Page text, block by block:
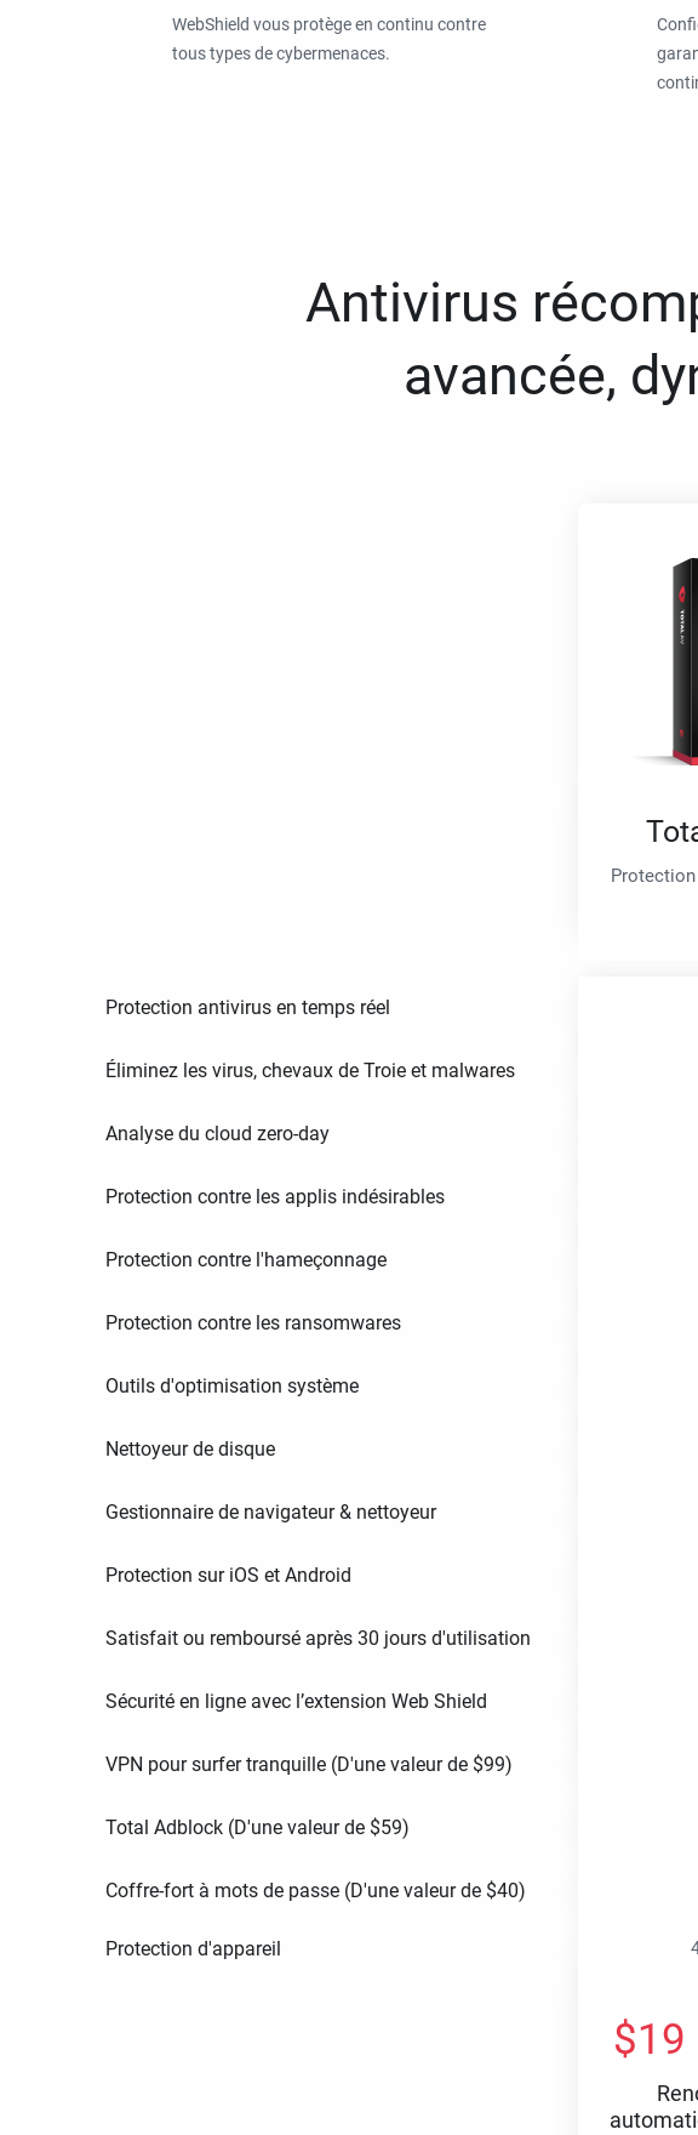
WebShield vous protège en continu contre
tous types de cybermenaces.
Antivirus
avancée,
Protection antivirus en temps réel
Éliminez les virus, chevaux de Troie et malwares
Analyse du cloud zero-day
Protection contre les applis indésirables
Protection contre l'hameçonnage
Protection contre les ransomwares
Outils d'optimisation système
Nettoyeur de disque
Gestionnaire de navigateur & nettoyeur
Protection sur iOS et Android
Satisfait ou remboursé après 30 jours d'utilisation
Sécurité en ligne avec l’extension Web Shield
VPN pour surfer tranquille (D'une valeur de $99)
Total Adblock (D'une valeur de $59)
Coffre-fort à mots de passe (D'une valeur de $40)
Protection d'appareil
$19